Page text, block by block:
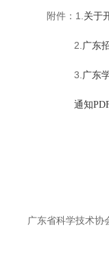
附件：1. 关于
2. 广东
3. 广东
通知
广东省科学技术